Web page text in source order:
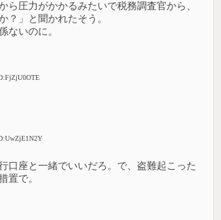
ら圧力がかかるみたいで税務調査官から、
？」と聞かれたそう。
ないのに。
口座と一緒でいいだろ。で、盗難起こった
置で。